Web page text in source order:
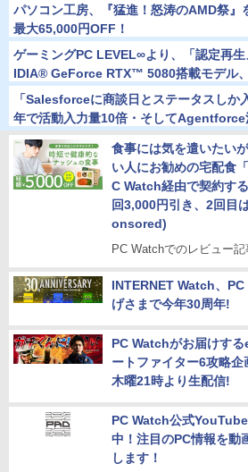
パソコン工房、『猛進！怒涛のAMD祭』
最大65,000円OFF！
ゲーミングPC LEVEL∞より、「認定再
IDIA® GeForce RTX™ 5080搭載モデル
X™ 5070 Ti搭載モデルを販売開始
「Salesforceに商談日とステータスしか
年で活動入力量10倍・そして
lSalesAI事例公開
食事には気を遣いたい
い人にお勧めの宅配食
C Watch経由で契約す
回3,000円引き、2回目
onsored)
PC Watchでのレビュー記
INTERNET Watch、
げさまで今年30周年!
PC Watchがお届けする
ートファイター6攻略
木曜21時より生配信!
PC Watch公式
中！注目のPC情報を動
します！